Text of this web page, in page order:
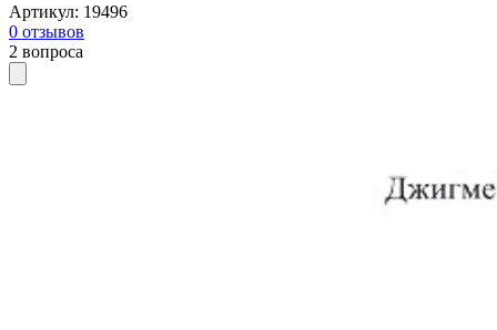
Артикул: 19496
0 отзывов
2 вопроса